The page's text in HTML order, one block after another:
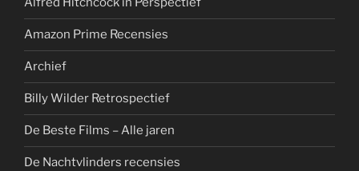
Amazon Prime Recensies
Archief
Billy Wilder Retrospectief
De Beste Films – Alle jaren
De Nachtvlinders recensies